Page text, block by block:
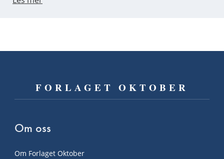
FORLAGET OKTOBER
Om oss
Om Forlaget Oktober